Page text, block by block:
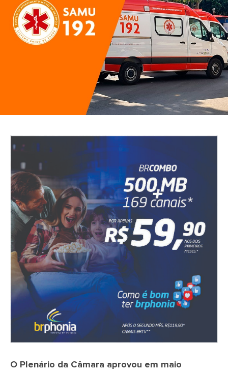
O Plenário da Câmara aprovou em maio